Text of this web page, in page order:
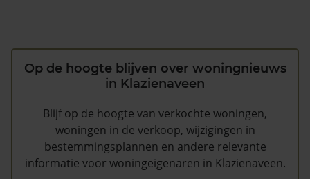
Op de hoogte blijven over woningnieuws
in Klazienaveen
Blijf op de hoogte van verkochte woningen,
woningen in de verkoop, wijzigingen in
bestemmingsplannen en andere relevante
informatie voor woningeigenaren in Klazienaveen.